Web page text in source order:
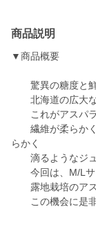
商品説明
▼商品概要
驚異の糖度と
北海道の広大な
これがアスパラ
繊維が柔らかく
らかく
滴るようなジュ
今回は、M/Lサ
露地栽培のアス
この機会に是非